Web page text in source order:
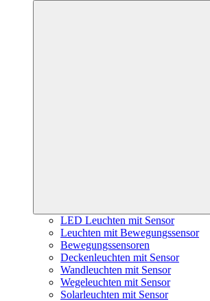
LED Leuchten mit Sensor
Leuchten mit Bewegungssensor
Bewegungssensoren
Deckenleuchten mit Sensor
Wandleuchten mit Sensor
Wegeleuchten mit Sensor
Solarleuchten mit Sensor